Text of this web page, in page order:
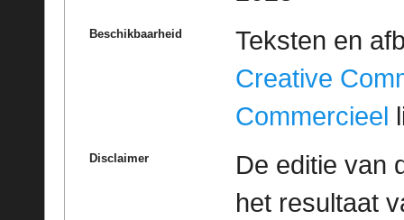
Beschikbaarheid
Teksten en
Creative
Commercieel
Disclaimer
De editie van
het resultaat